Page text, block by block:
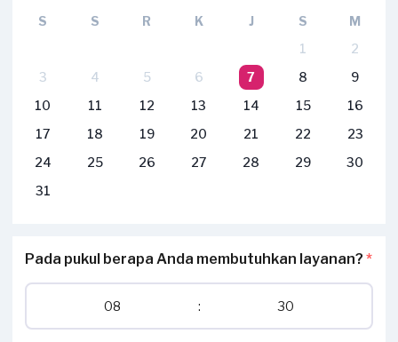
S S R K J S
M
1
2
3
4 5 6 7 8
9
10
11 12 13 14 15
16
17
18 19 20 21 22
23
24
25 26 27 28 29
30
31
Pada pukul berapa Anda membutuhkan layanan? *
08 : 30